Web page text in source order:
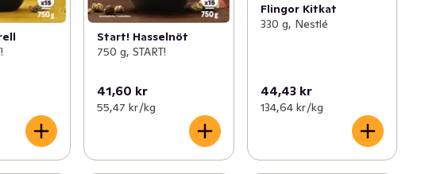
Start! Hasselnöt
750 g, START!
41,60 kr
55,47 kr /kg
Flingor Kitkat
330 g, Nestlé
44,43 kr
134,64 kr /kg